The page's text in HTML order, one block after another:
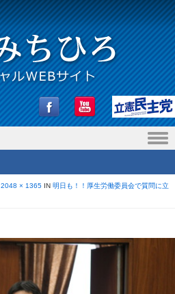
2048 × 1365 IN 明日も！！厚生労働委員会で質問に立